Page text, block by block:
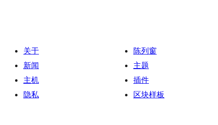
关于
新闻
主机
隐私
陈列窗
主题
插件
区块样板